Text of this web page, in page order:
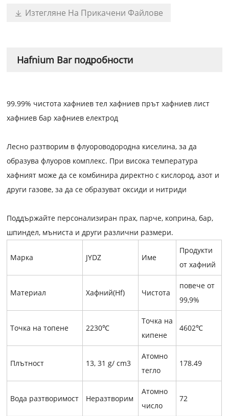
 Изтегляне На Прикачени Файлове
Hafnium Bar подробности
99.99% чистота хафниев тел хафниев прът хафниев лист
хафниев бар хафниев електрод
Лесно разтворим в флуороводородна киселина, за да
образува флуоров комплекс. При висока температура
хафният може да се комбинира директно с кислород, азот и
други газове, за да се образуват оксиди и нитриди
Поддържайте персонализиран прах, парче, коприна, бар,
шпиндел, мъниста и други различни размери.
Марка JYDZ Име
Продукти
от хафний
Материал Хафний(Hf) Чистота
повече от
99,9%
Точка на топене 2230℃
Точка на
кипене
4602℃
Плътност 13, 31 g/ cm3
Атомно
тегло
178.49
Вода разтворимост Неразтворим
Атомно
число
72